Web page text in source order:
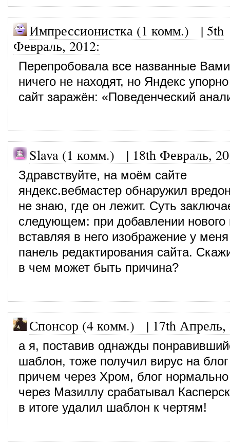
Импрессионистка (1 комм.) | 5th
Февраль, 2012:
Перепробовала все названные
ничего не находят, но Яндекс
сайт заражён: «Поведенческий
Slava (1 комм.) | 18th Февраль,
Здравствуйте, на моём сайте
яндекс.вебмастер обнаружил
не знаю, где он лежит. Суть
следующем: при добавлении нового
вставляя в него изображение у
панель редактирования сайта.
в чем может быть причина?
Спонсор (4 комм.) | 17th Апрель,
а я, поставив однажды
шаблон, тоже получил вирус на
причем через Хром, блог
через Мазиллу срабатывал
в итоге удалил шаблон к чертям!